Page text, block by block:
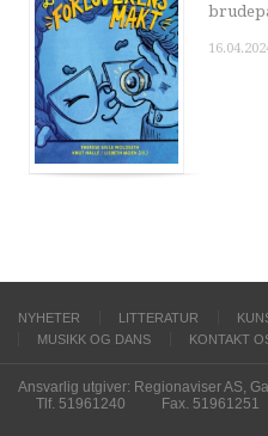
NYHETER LITTERATUR
MUSIKK OG DANS
KONTAKT
Ansvarlig utgiver: Regionaviser AS,
Tlf. 51961240
Fax. 51961251